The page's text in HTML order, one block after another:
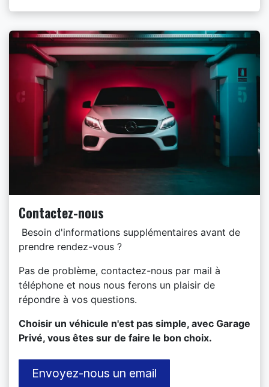
Contactez-nous
Besoin d'informations supplémentaires avant de
prendre rendez-vous ?
Pas de problème, contactez-nous par mail à
téléphone et nous nous ferons un plaisir de
répondre à vos questions.
​Choisir un véhicule n'est pas simple, avec Garage
Privé, vous êtes sur de faire le bon choix.
Envoyez-nous un email